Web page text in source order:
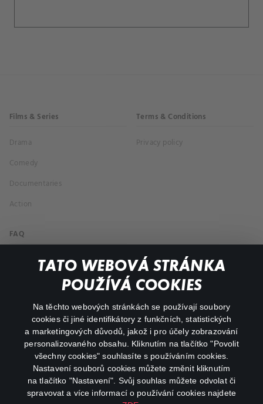
TATO WEBOVÁ STRÁNKA
POUŽÍVÁ COOKIES
Na těchto webových stránkách se používají soubory
cookies či jiné identifikátory z funkčních, statistických
a marketingových důvodů, jakož i pro účely zobrazování
personalizovaného obsahu. Kliknutím na tlačítko "Povolit
všechny cookies" souhlasíte s používáním cookies.
Nastavení souborů cookies můžete změnit kliknutím
na tlačítko "Nastavení". Svůj souhlas můžete odvolat či
spravovat a více informací o používání cookies najdete
Films & Series
Drama
Comedy
Documentaries
Action
Terms & Conditions
Privacy policy
FAQ
My profile
facebookinstagram
youtube